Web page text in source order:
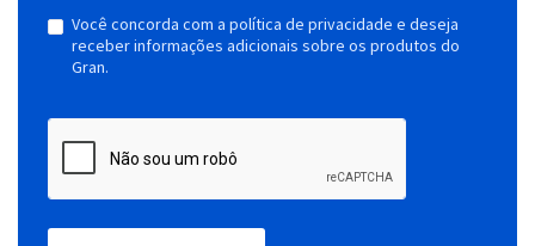
Você concorda com a política de privacidade e deseja
receber informações adicionais sobre os produtos do
Gran.